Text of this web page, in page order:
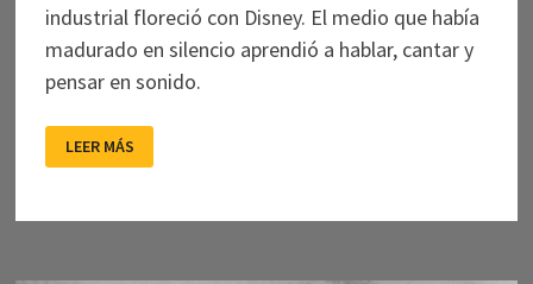
industrial floreció con Disney. El medio que había
madurado en silencio aprendió a hablar, cantar y
pensar en sonido.
HISTORIA
DEL
CINE
SONIDO
LEER MÁS